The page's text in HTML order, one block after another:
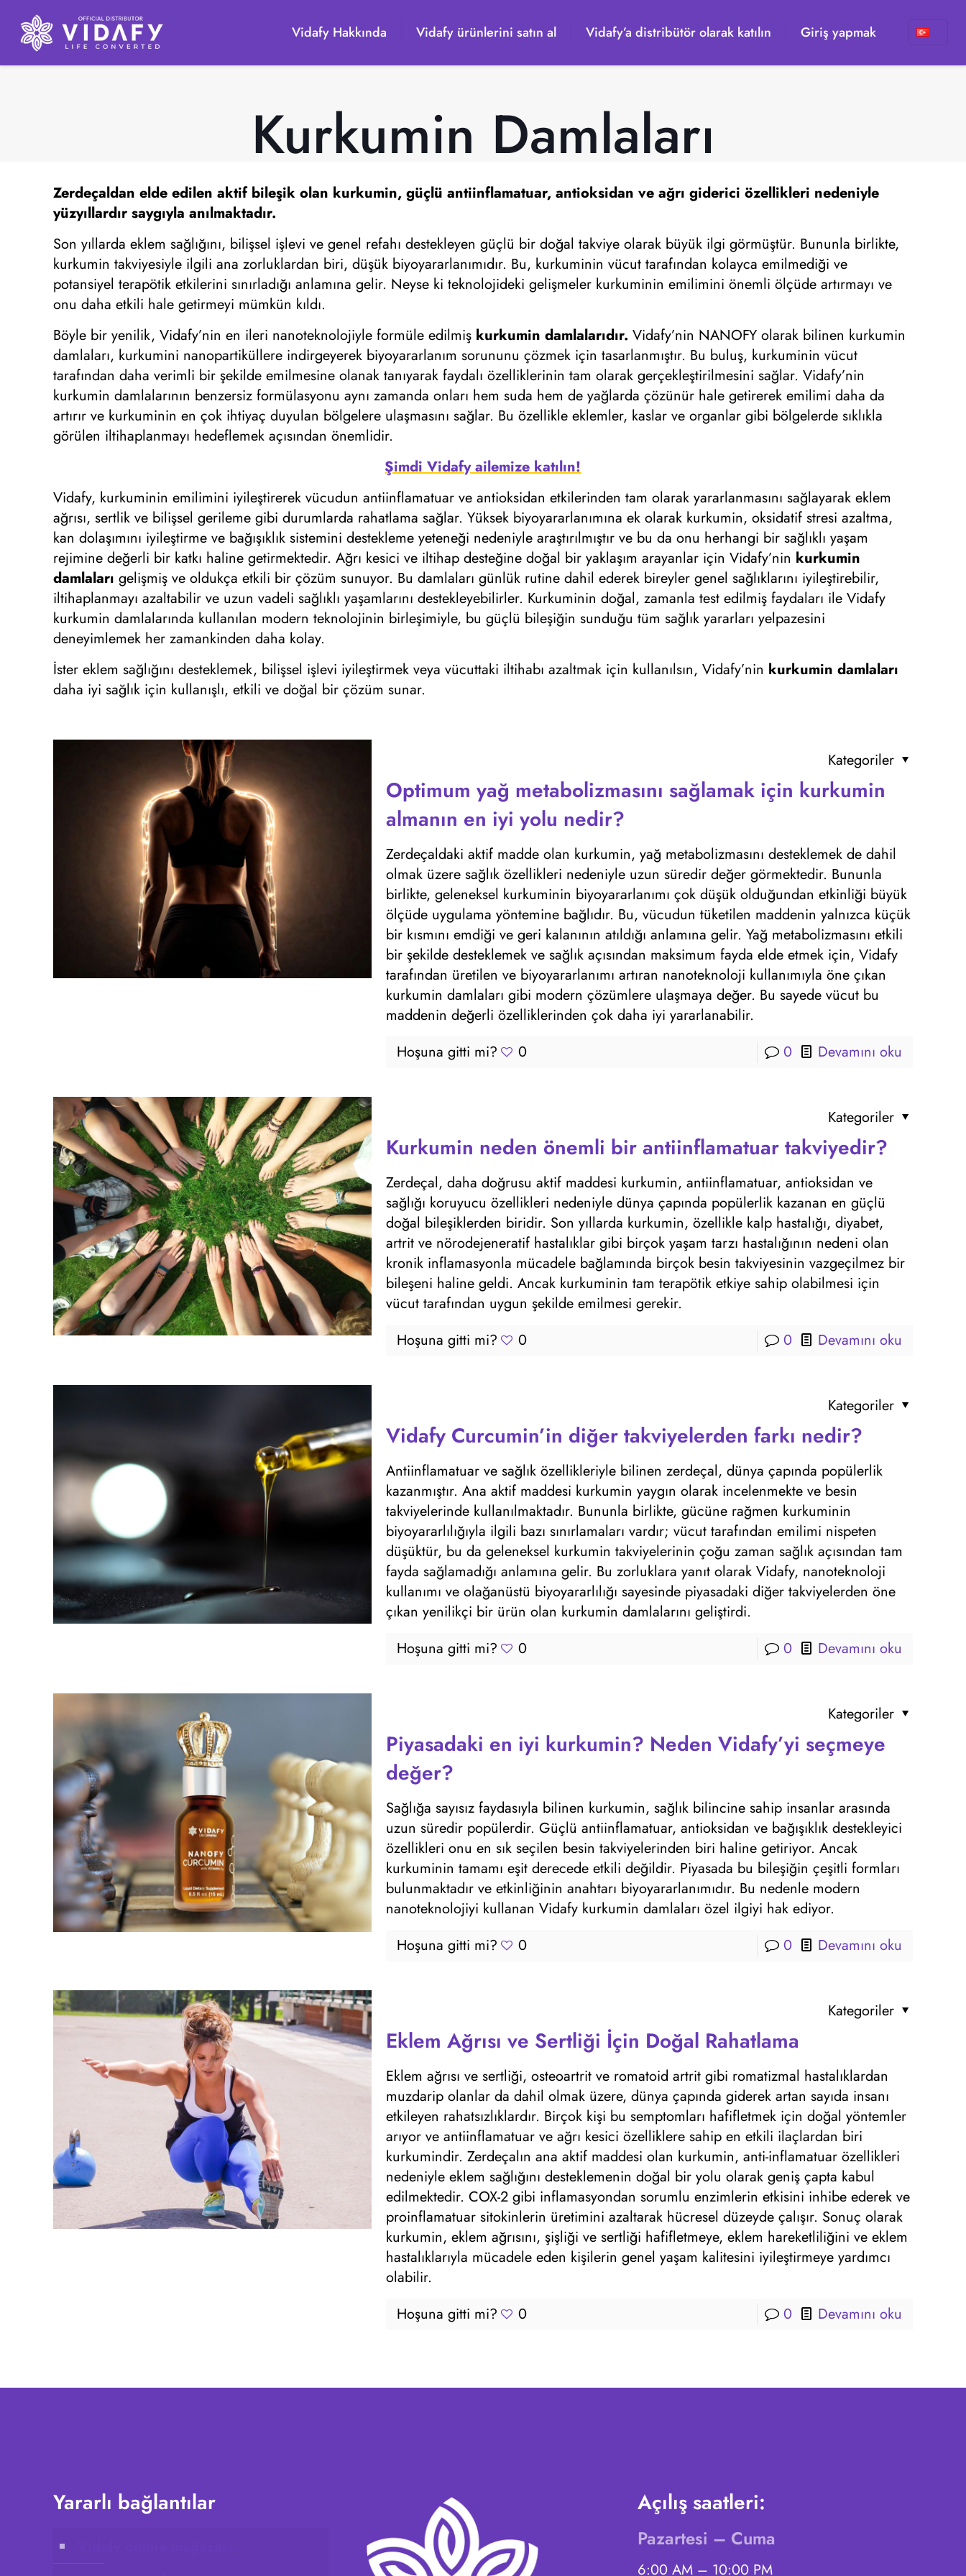
Vidafy Hakkında Vidafy ürünlerini satın al Vidafy’a distribütör olarak katılın Giriş yapmak
Kurkumin Damlaları
Zerdeçaldan elde edilen aktif bileşik olan kurkumin, güçlü antiinflamatuar, antioksidan ve ağrı giderici özellikleri nedeniyle
yüzyıllardır saygıyla anılmaktadır.
Son yıllarda eklem sağlığını, bilişsel işlevi ve genel refahı destekleyen güçlü bir doğal takviye olarak büyük ilgi görmüştür. Bununla birlikte,
kurkumin takviyesiyle ilgili ana zorluklardan biri, düşük biyoyararlanımıdır. Bu, kurkuminin vücut tarafından kolayca emilmediği ve
potansiyel terapötik etkilerini sınırladığı anlamına gelir. Neyse ki teknolojideki gelişmeler kurkuminin emilimini önemli ölçüde artırmayı ve
onu daha etkili hale getirmeyi mümkün kıldı.
Böyle bir yenilik, Vidafy’nin en ileri nanoteknolojiyle formüle edilmiş kurkumin damlalarıdır. Vidafy’nin NANOFY olarak bilinen kurkumin
damlaları, kurkumini nanopartiküllere indirgeyerek biyoyararlanım sorununu çözmek için tasarlanmıştır. Bu buluş, kurkuminin vücut
tarafından daha verimli bir şekilde emilmesine olanak tanıyarak faydalı özelliklerinin tam olarak gerçekleştirilmesini sağlar. Vidafy’nin
kurkumin damlalarının benzersiz formülasyonu aynı zamanda onları hem suda hem de yağlarda çözünür hale getirerek emilimi daha da
artırır ve kurkuminin en çok ihtiyaç duyulan bölgelere ulaşmasını sağlar. Bu özellikle eklemler, kaslar ve organlar gibi bölgelerde sıklıkla
görülen iltihaplanmayı hedeflemek açısından önemlidir.
Şimdi Vidafy ailemize katılın!
Vidafy, kurkuminin emilimini iyileştirerek vücudun antiinflamatuar ve antioksidan etkilerinden tam olarak yararlanmasını sağlayarak eklem
ağrısı, sertlik ve bilişsel gerileme gibi durumlarda rahatlama sağlar. Yüksek biyoyararlanımına ek olarak kurkumin, oksidatif stresi azaltma,
kan dolaşımını iyileştirme ve bağışıklık sistemini destekleme yeteneği nedeniyle araştırılmıştır ve bu da onu herhangi bir sağlıklı yaşam
rejimine değerli bir katkı haline getirmektedir. Ağrı kesici ve iltihap desteğine doğal bir yaklaşım arayanlar için Vidafy’nin kurkumin
damlaları gelişmiş ve oldukça etkili bir çözüm sunuyor. Bu damlaları günlük rutine dahil ederek bireyler genel sağlıklarını iyileştirebilir,
iltihaplanmayı azaltabilir ve uzun vadeli sağlıklı yaşamlarını destekleyebilirler. Kurkuminin doğal, zamanla test edilmiş faydaları ile Vidafy
kurkumin damlalarında kullanılan modern teknolojinin birleşimiyle, bu güçlü bileşiğin sunduğu tüm sağlık yararları yelpazesini
deneyimlemek her zamankinden daha kolay.
İster eklem sağlığını desteklemek, bilişsel işlevi iyileştirmek veya vücuttaki iltihabı azaltmak için kullanılsın, Vidafy’nin kurkumin damlaları
daha iyi sağlık için kullanışlı, etkili ve doğal bir çözüm sunar.
Kategoriler
Optimum yağ metabolizmasını sağlamak için kurkumin
almanın en iyi yolu nedir?
Zerdeçaldaki aktif madde olan kurkumin, yağ metabolizmasını desteklemek de dahil
olmak üzere sağlık özellikleri nedeniyle uzun süredir değer görmektedir. Bununla
birlikte, geleneksel kurkuminin biyoyararlanımı çok düşük olduğundan etkinliği büyük
ölçüde uygulama yöntemine bağlıdır. Bu, vücudun tüketilen maddenin yalnızca küçük
bir kısmını emdiği ve geri kalanının atıldığı anlamına gelir. Yağ metabolizmasını etkili
bir şekilde desteklemek ve sağlık açısından maksimum fayda elde etmek için, Vidafy
tarafından üretilen ve biyoyararlanımı artıran nanoteknoloji kullanımıyla öne çıkan
kurkumin damlaları gibi modern çözümlere ulaşmaya değer. Bu sayede vücut bu
maddenin değerli özelliklerinden çok daha iyi yararlanabilir.
Hoşuna gitti mi?
0 0 Devamını oku
Kategoriler
Kurkumin neden önemli bir antiinflamatuar takviyedir?
Zerdeçal, daha doğrusu aktif maddesi kurkumin, antiinflamatuar, antioksidan ve
sağlığı koruyucu özellikleri nedeniyle dünya çapında popülerlik kazanan en güçlü
doğal bileşiklerden biridir. Son yıllarda kurkumin, özellikle kalp hastalığı, diyabet,
artrit ve nörodejeneratif hastalıklar gibi birçok yaşam tarzı hastalığının nedeni olan
kronik inflamasyonla mücadele bağlamında birçok besin takviyesinin vazgeçilmez bir
bileşeni haline geldi. Ancak kurkuminin tam terapötik etkiye sahip olabilmesi için
vücut tarafından uygun şekilde emilmesi gerekir.
Hoşuna gitti mi?
0 0 Devamını oku
Kategoriler
Vidafy Curcumin’in diğer takviyelerden farkı nedir?
Antiinflamatuar ve sağlık özellikleriyle bilinen zerdeçal, dünya çapında popülerlik
kazanmıştır. Ana aktif maddesi kurkumin yaygın olarak incelenmekte ve besin
takviyelerinde kullanılmaktadır. Bununla birlikte, gücüne rağmen kurkuminin
biyoyararlılığıyla ilgili bazı sınırlamaları vardır; vücut tarafından emilimi nispeten
düşüktür, bu da geleneksel kurkumin takviyelerinin çoğu zaman sağlık açısından tam
fayda sağlamadığı anlamına gelir. Bu zorluklara yanıt olarak Vidafy, nanoteknoloji
kullanımı ve olağanüstü biyoyararlılığı sayesinde piyasadaki diğer takviyelerden öne
çıkan yenilikçi bir ürün olan kurkumin damlalarını geliştirdi.
Hoşuna gitti mi?
0 0 Devamını oku
Kategoriler
Piyasadaki en iyi kurkumin? Neden Vidafy’yi seçmeye
değer?
Sağlığa sayısız faydasıyla bilinen kurkumin, sağlık bilincine sahip insanlar arasında
uzun süredir popülerdir. Güçlü antiinflamatuar, antioksidan ve bağışıklık destekleyici
özellikleri onu en sık seçilen besin takviyelerinden biri haline getiriyor. Ancak
kurkuminin tamamı eşit derecede etkili değildir. Piyasada bu bileşiğin çeşitli formları
bulunmaktadır ve etkinliğinin anahtarı biyoyararlanımıdır. Bu nedenle modern
nanoteknolojiyi kullanan Vidafy kurkumin damlaları özel ilgiyi hak ediyor.
Hoşuna gitti mi?
0 0 Devamını oku
Kategoriler
Eklem Ağrısı ve Sertliği İçin Doğal Rahatlama
Eklem ağrısı ve sertliği, osteoartrit ve romatoid artrit gibi romatizmal hastalıklardan
muzdarip olanlar da dahil olmak üzere, dünya çapında giderek artan sayıda insanı
etkileyen rahatsızlıklardır. Birçok kişi bu semptomları hafifletmek için doğal yöntemler
arıyor ve antiinflamatuar ve ağrı kesici özelliklere sahip en etkili ilaçlardan biri
kurkumindir. Zerdeçalın ana aktif maddesi olan kurkumin, anti-inflamatuar özellikleri
nedeniyle eklem sağlığını desteklemenin doğal bir yolu olarak geniş çapta kabul
edilmektedir. COX-2 gibi inflamasyondan sorumlu enzimlerin etkisini inhibe ederek ve
proinflamatuar sitokinlerin üretimini azaltarak hücresel düzeyde çalışır. Sonuç olarak
kurkumin, eklem ağrısını, şişliği ve sertliği hafifletmeye, eklem hareketliliğini ve eklem
hastalıklarıyla mücadele eden kişilerin genel yaşam kalitesini iyileştirmeye yardımcı
olabilir.
Hoşuna gitti mi?
0 0 Devamını oku
Yararlı bağlantılar Açılış saatleri:
Pazartesi – Cuma
6:00 AM – 10:00 PM